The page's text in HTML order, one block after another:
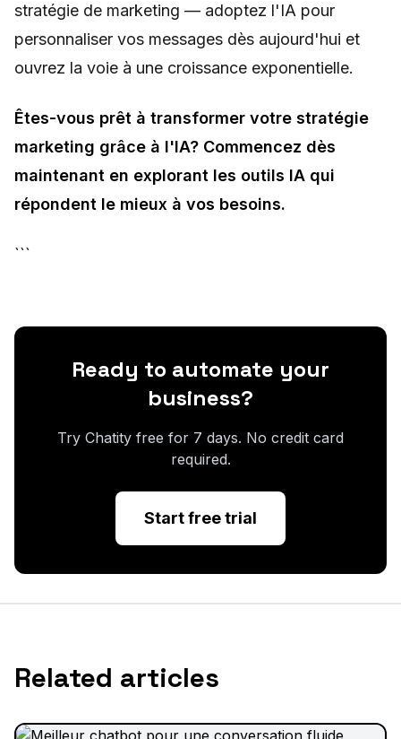
stratégie de marketing — adoptez l'IA pour
personnaliser vos messages dès aujourd'hui et
ouvrez la voie à une croissance exponentielle.
Êtes-vous prêt à transformer votre stratégie
marketing grâce à l'IA? Commencez dès
maintenant en explorant les outils IA qui
répondent le mieux à vos besoins.
```
Ready to automate your
business?
Try Chatity free for 7 days. No credit card
required.
Start free trial
Related articles